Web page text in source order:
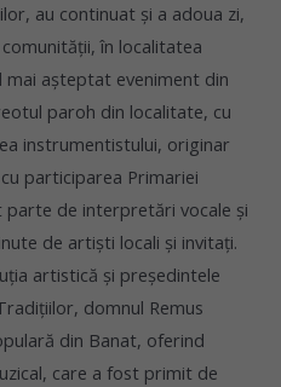
au continuat și a adoua zi,
în localitatea
mai așteptat eveniment din
paroh din localitate, cu
instrumentistului, originar
participarea Primariei
parte de interpretări vocale și
de artiști locali și invitați.
artistică și președintele
domnul Remus
din Banat, oferind
care a fost primit de